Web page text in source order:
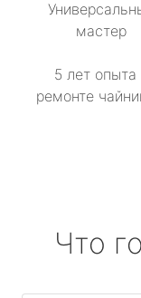
мастер
5 лет опыта
ремонте
Что